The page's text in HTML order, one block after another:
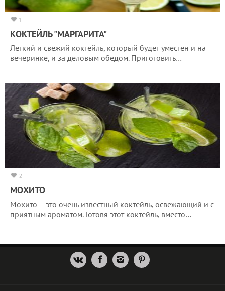
1
КОКТЕЙЛЬ "МАРГАРИТА"
Легкий и свежий коктейль, который будет уместен и на
вечеринке, и за деловым обедом. Приготовить…
2
МОХИТО
Мохито – это очень известный коктейль, освежающий и с
приятным ароматом. Готовя этот коктейль, вместо…